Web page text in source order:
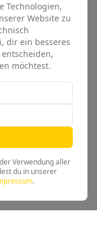
Technologien,
Website zu
dir ein besseres
möchtest.
Verwendung aller
du in unserer
.